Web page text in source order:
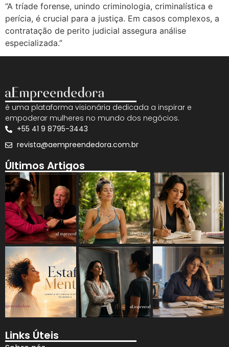
“A tríade forense, unindo criminologia, criminalística e
perícia, é crucial para a justiça. Em casos complexos, a
contratação de perito judicial assegura análise
especializada.”
é uma plataforma visionária dedicada a inspirar e
empoderar mulheres no mundo dos negócios.
+55 41 9 8795-3443
revista@aempreendedora.com.br
Últimos Artigos
Links Úteis